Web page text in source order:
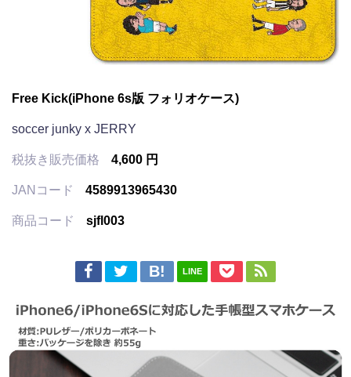
Free Kick(iPhone 6s版 フォリオケース)
soccer junky x JERRY
税抜き販売価格 4,600 円
JANコード 4589913965430
商品コード sjfl003
LINE